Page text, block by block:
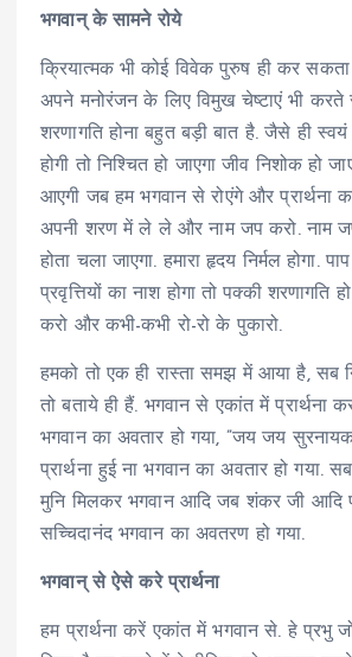
भगवान् के सामने रोये
क्रियात्मक भी कोई विवेक पुरुष ही कर सकता
अपने मनोरंजन के लिए विमुख चेष्टाएं भी
शरणागति होना बहुत बड़ी बात है. जैसे ही
होगी तो निश्चित हो जाएगा जीव निशोक हो
आएगी जब हम भगवान से रोएंगे और प्रार्थना
अपनी शरण में ले ले और नाम जप करो. नाम
होता चला जाएगा. हमारा हृदय निर्मल होगा.
प्रवृत्तियों का नाश होगा तो पक्की शरणागति
करो और कभी-कभी रो-रो के पुकारो.
हमको तो एक ही रास्ता समझ में आया है, सब
तो बताये ही हैं. भगवान से एकांत में प्रार्थना
भगवान का अवतार हो गया, ”जय जय
प्रार्थना हुई ना भगवान का अवतार हो गया.
मुनि मिलकर भगवान आदि जब शंकर जी आदि
सच्चिदानंद भगवान का अवतरण हो गया.
भगवान् से ऐसे करे प्रार्थना
हम प्रार्थना करें एकांत में भगवान से. हे